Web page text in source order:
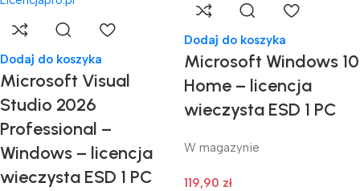
Dodaj do koszyka
Microsoft Visual
Studio 2026
Professional –
Windows – licencja
wieczysta ESD 1 PC
Dodaj do koszyka
Microsoft Windows 10
Home – licencja
wieczysta ESD 1 PC
W magazynie
119,90 zł